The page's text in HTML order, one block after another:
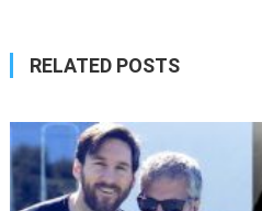
RELATED POSTS